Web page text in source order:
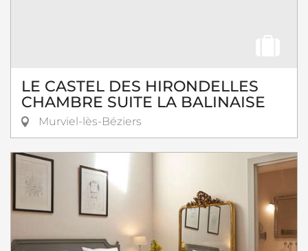
LE CASTEL DES HIRONDELLES
CHAMBRE SUITE LA BALINAISE
Murviel-lès-Béziers